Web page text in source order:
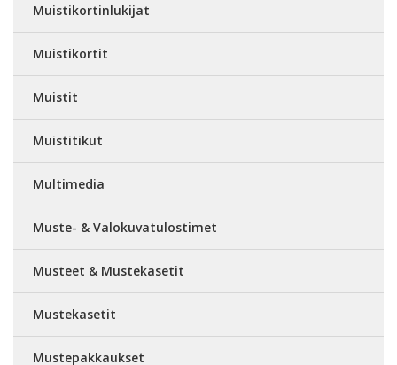
Muistikortinlukijat
Muistikortit
Muistit
Muistitikut
Multimedia
Muste- & Valokuvatulostimet
Musteet & Mustekasetit
Mustekasetit
Mustepakkaukset